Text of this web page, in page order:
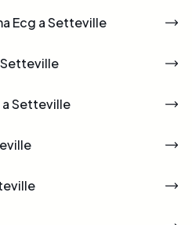
Ecg a Setteville
Setteville
Setteville